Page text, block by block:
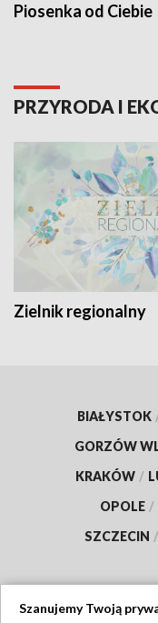
Piosenka od Ciebie
PRZYRODA I
Zielnik regionalny
BIAŁYSTOK
GORZÓW
KRAKÓW /
OPOLE /
SZCZECIN /
Szanujemy Twoją